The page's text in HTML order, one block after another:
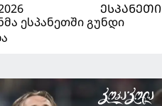
ᲔᲡᲞᲐᲜᲔᲗᲘ
ესპანეთში გუნდი